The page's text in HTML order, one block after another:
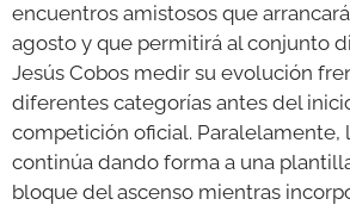
encuentros amistosos que
agosto y que permitirá al conjunto
Jesús Cobos medir su evolución
diferentes categorías antes del
competición oficial. Paralelamente,
continúa dando forma a una
bloque del ascenso mientras